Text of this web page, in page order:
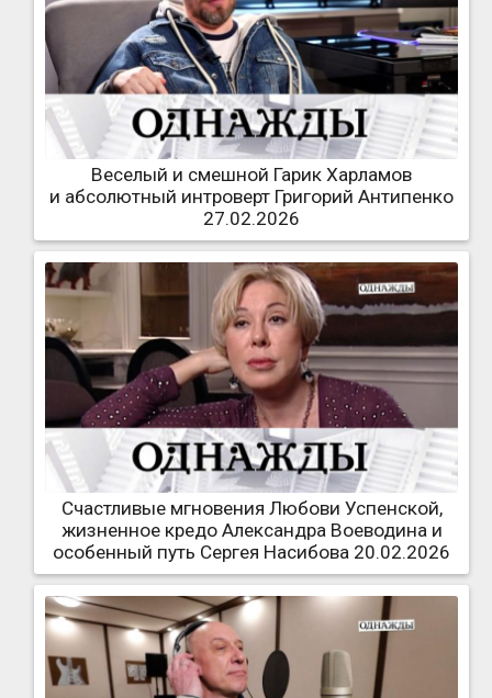
Веселый и смешной Гарик Харламов
и абсолютный интроверт Григорий Антипенко
27.02.2026
Счастливые мгновения Любови Успенской,
жизненное кредо Александра Воеводина и
особенный путь Сергея Насибова 20.02.2026